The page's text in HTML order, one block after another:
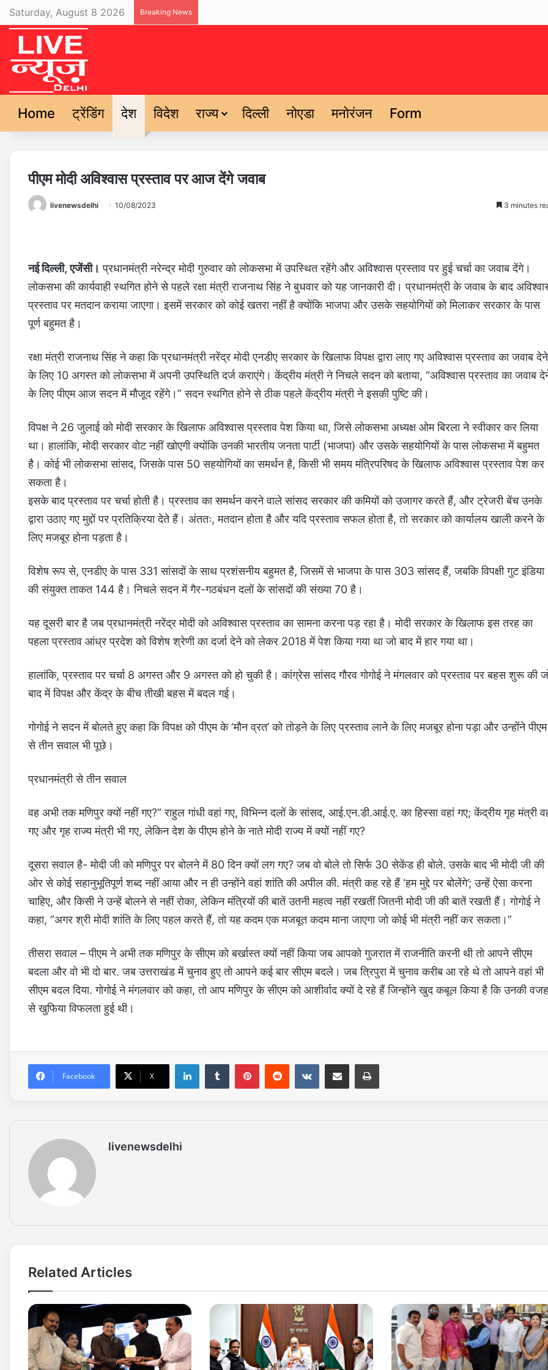
Saturday, August 8 2026 Breaking News
Home ट्रेंडिंग देश विदेश राज्य दिल्ली नोएडा मनोरंजन Form
पीएम मोदी अविश्वास प्रस्ताव पर आज देंगे जवाब
livenewsdelhi 10/08/2023 3 minutes
नई दिल्ली, एजेंसी। प्रधानमंत्री नरेन्द्र मोदी गुरुवार को लोकसभा में उपस्थित रहेंगे और अविश्वास प्रस्ताव पर हुई चर्चा का जवाब देंगे।
लोकसभा की कार्यवाही स्थगित होने से पहले रक्षा मंत्री राजनाथ सिंह ने बुधवार को यह जानकारी दी। प्रधानमंत्री के जवाब के बाद
प्रस्ताव पर मतदान कराया जाएगा। इसमें सरकार को कोई खतरा नहीं है क्योंकि भाजपा और उसके सहयोगियों को मिलाकर सरकार के पास
पूर्ण बहुमत है।
रक्षा मंत्री राजनाथ सिंह ने कहा कि प्रधानमंत्री नरेंद्र मोदी एनडीए सरकार के खिलाफ विपक्ष द्वारा लाए गए अविश्वास प्रस्ताव का जवाब देने
के लिए 10 अगस्त को लोकसभा में अपनी उपस्थिति दर्ज कराएंगे। केंद्रीय मंत्री ने निचले सदन को बताया, “अविश्वास प्रस्ताव का जवाब
के लिए पीएम आज सदन में मौजूद रहेंगे।” सदन स्थगित होने से ठीक पहले केंद्रीय मंत्री ने इसकी पुष्टि की।
विपक्ष ने 26 जुलाई को मोदी सरकार के खिलाफ अविश्वास प्रस्ताव पेश किया था, जिसे लोकसभा अध्यक्ष ओम बिरला ने स्वीकार कर लिया
था। हालांकि, मोदी सरकार वोट नहीं खोएगी क्योंकि उनकी भारतीय जनता पार्टी (भाजपा) और उसके सहयोगियों के पास लोकसभा में बहुमत
है। कोई भी लोकसभा सांसद, जिसके पास 50 सहयोगियों का समर्थन है, किसी भी समय मंत्रिपरिषद के खिलाफ अविश्वास प्रस्ताव पेश कर
सकता है।
इसके बाद प्रस्ताव पर चर्चा होती है। प्रस्ताव का समर्थन करने वाले सांसद सरकार की कमियों को उजागर करते हैं, और ट्रेजरी बेंच उनके
द्वारा उठाए गए मुद्दों पर प्रतिक्रिया देते हैं। अंततः, मतदान होता है और यदि प्रस्ताव सफल होता है, तो सरकार को कार्यालय खाली करने के
लिए मजबूर होना पड़ता है।
विशेष रूप से, एनडीए के पास 331 सांसदों के साथ प्रशंसनीय बहुमत है, जिसमें से भाजपा के पास 303 सांसद हैं, जबकि विपक्षी गुट इंडिया
की संयुक्त ताकत 144 है। निचले सदन में गैर-गठबंधन दलों के सांसदों की संख्या 70 है।
यह दूसरी बार है जब प्रधानमंत्री नरेंद्र मोदी को अविश्वास प्रस्ताव का सामना करना पड़ रहा है। मोदी सरकार के खिलाफ इस तरह का
पहला प्रस्ताव आंध्र प्रदेश को विशेष श्रेणी का दर्जा देने को लेकर 2018 में पेश किया गया था जो बाद में हार गया था।
हालांकि, प्रस्ताव पर चर्चा 8 अगस्त और 9 अगस्त को हो चुकी है। कांग्रेस सांसद गौरव गोगोई ने मंगलवार को प्रस्ताव पर बहस शुरू की
बाद में विपक्ष और केंद्र के बीच तीखी बहस में बदल गई।
गोगोई ने सदन में बोलते हुए कहा कि विपक्ष को पीएम के ‘मौन व्रत’ को तोड़ने के लिए प्रस्ताव लाने के लिए मजबूर होना पड़ा और उन्होंने पीएम
से तीन सवाल भी पूछे।
प्रधानमंत्री से तीन सवाल
वह अभी तक मणिपुर क्यों नहीं गए?” राहुल गांधी वहां गए, विभिन्न दलों के सांसद, आई.एन.डी.आई.ए. का हिस्सा वहां गए; केंद्रीय गृह मंत्री
गए और गृह राज्य मंत्री भी गए, लेकिन देश के पीएम होने के नाते मोदी राज्य में क्यों नहीं गए?
दूसरा सवाल है- मोदी जी को मणिपुर पर बोलने में 80 दिन क्यों लग गए? जब वो बोले तो सिर्फ 30 सेकेंड ही बोले. उसके बाद भी मोदी जी की
ओर से कोई सहानुभूतिपूर्ण शब्द नहीं आया और न ही उन्होंने वहां शांति की अपील की. मंत्री कह रहे हैं ‘हम मुद्दे पर बोलेंगे’; उन्हें ऐसा करना
चाहिए, और किसी ने उन्हें बोलने से नहीं रोका, लेकिन मंत्रियों की बातें उतनी महत्व नहीं रखतीं जितनी मोदी जी की बातें रखती हैं। गोगोई ने
कहा, ”अगर श्री मोदी शांति के लिए पहल करते हैं, तो यह कदम एक मजबूत कदम माना जाएगा जो कोई भी मंत्री नहीं कर सकता।”
तीसरा सवाल – पीएम ने अभी तक मणिपुर के सीएम को बर्खास्त क्यों नहीं किया जब आपको गुजरात में राजनीति करनी थी तो आपने सीएम
बदला और वो भी दो बार. जब उत्तराखंड में चुनाव हुए तो आपने कई बार सीएम बदले। जब त्रिपुरा में चुनाव करीब आ रहे थे तो आपने वहां भी
सीएम बदल दिया. गोगोई ने मंगलवार को कहा, तो आप मणिपुर के सीएम को आशीर्वाद क्यों दे रहे हैं जिन्होंने खुद कबूल किया है कि उनकी वजह
से खुफिया विफलता हुई थी।
Facebook X
livenewsdelhi
Related Articles